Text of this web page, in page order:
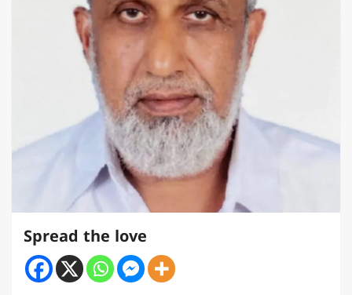
Spread the love